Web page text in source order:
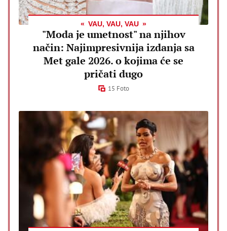
VAU, VAU, VAU
"Moda je umetnost" na njihov
način: Najimpresivnija izdanja sa
Met gale 2026. o kojima će se
pričati dugo
15 Foto